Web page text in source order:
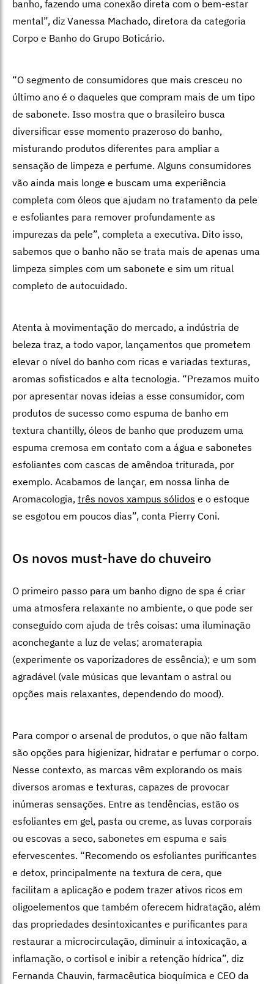
banho, fazendo uma conexão direta com o bem-estar
mental”, diz Vanessa Machado, diretora da categoria
Corpo e Banho do Grupo Boticário.
“O segmento de consumidores que mais cresceu no
último ano é o daqueles que compram mais de um tipo
de sabonete. Isso mostra que o brasileiro busca
diversificar esse momento prazeroso do banho,
misturando produtos diferentes para ampliar a
sensação de limpeza e perfume. Alguns consumidores
vão ainda mais longe e buscam uma experiência
completa com óleos que ajudam no tratamento da pele
e esfoliantes para remover profundamente as
impurezas da pele”, completa a executiva. Dito isso,
sabemos que o banho não se trata mais de apenas uma
limpeza simples com um sabonete e sim um ritual
completo de autocuidado.
Atenta à movimentação do mercado, a indústria de
beleza traz, a todo vapor, lançamentos que prometem
elevar o nível do banho com ricas e variadas texturas,
aromas sofisticados e alta tecnologia. “Prezamos muito
por apresentar novas ideias a esse consumidor, com
produtos de sucesso como espuma de banho em
textura chantilly, óleos de banho que produzem uma
espuma cremosa em contato com a água e sabonetes
esfoliantes com cascas de amêndoa triturada, por
exemplo. Acabamos de lançar, em nossa linha de
Aromacologia, três novos xampus sólidos e o estoque
se esgotou em poucos dias”, conta Pierry Coni.
Os novos must-have do chuveiro
O primeiro passo para um banho digno de spa é criar
uma atmosfera relaxante no ambiente, o que pode ser
conseguido com ajuda de três coisas: uma iluminação
aconchegante a luz de velas; aromaterapia
(experimente os vaporizadores de essência); e um som
agradável (vale músicas que levantam o astral ou
opções mais relaxantes, dependendo do mood).
Para compor o arsenal de produtos, o que não faltam
são opções para higienizar, hidratar e perfumar o corpo.
Nesse contexto, as marcas vêm explorando os mais
diversos aromas e texturas, capazes de provocar
inúmeras sensações. Entre as tendências, estão os
esfoliantes em gel, pasta ou creme, as luvas corporais
ou escovas a seco, sabonetes em espuma e sais
efervescentes. “Recomendo os esfoliantes purificantes
e detox, principalmente na textura de cera, que
facilitam a aplicação e podem trazer ativos ricos em
oligoelementos que também oferecem hidratação, além
das propriedades desintoxicantes e purificantes para
restaurar a microcirculação, diminuir a intoxicação, a
inflamação, o cortisol e inibir a retenção hídrica”, diz
Fernanda Chauvin, farmacêutica bioquímica e CEO da